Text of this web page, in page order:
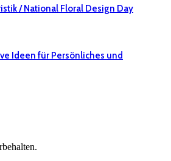
/ National Floral Design Day
Ideen für Persönliches und